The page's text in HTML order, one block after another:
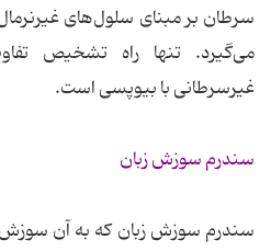
سرطان بر مبنای سلول‌های
می‌گیرد. تنها راه تشخیص
غیرسرطانی با بیوپسی است.
سندرم سوزش زبان
سندرم سوزش زبان که به آن سوزش